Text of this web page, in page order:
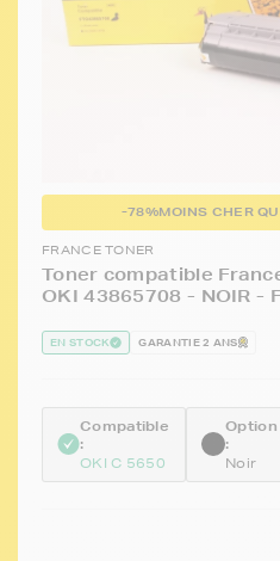
-78%MOINS CHER
FRANCE TONER
Toner compatible
OKI 43865708 - NOIR -
EN STOCK GARANTIE 2 ANS
Compatible
:
OKI C 5650
Option
:
Noir